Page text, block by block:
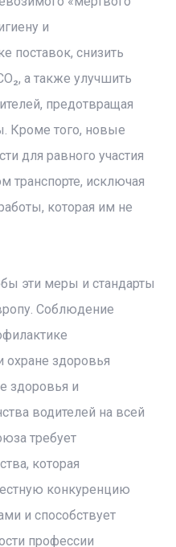
и
поставок, снизить
а также улучшить
предотвращая
Кроме того, новые
для равного участия
транспорте, исключая
которая им не
эти меры и стандарты
Соблюдение
охране здоровья
здоровья и
водителей на всей
требует
которая
конкуренцию
и способствует
профессии